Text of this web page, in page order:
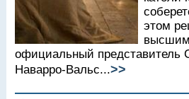
этом
официальный представитель
Наварро-Вальс...>>